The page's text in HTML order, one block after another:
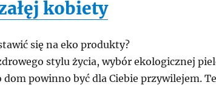
kobiety
się na eko produkty?
stylu życia, wybór ekologicznej
dom powinno być dla Ciebie przywilejem.